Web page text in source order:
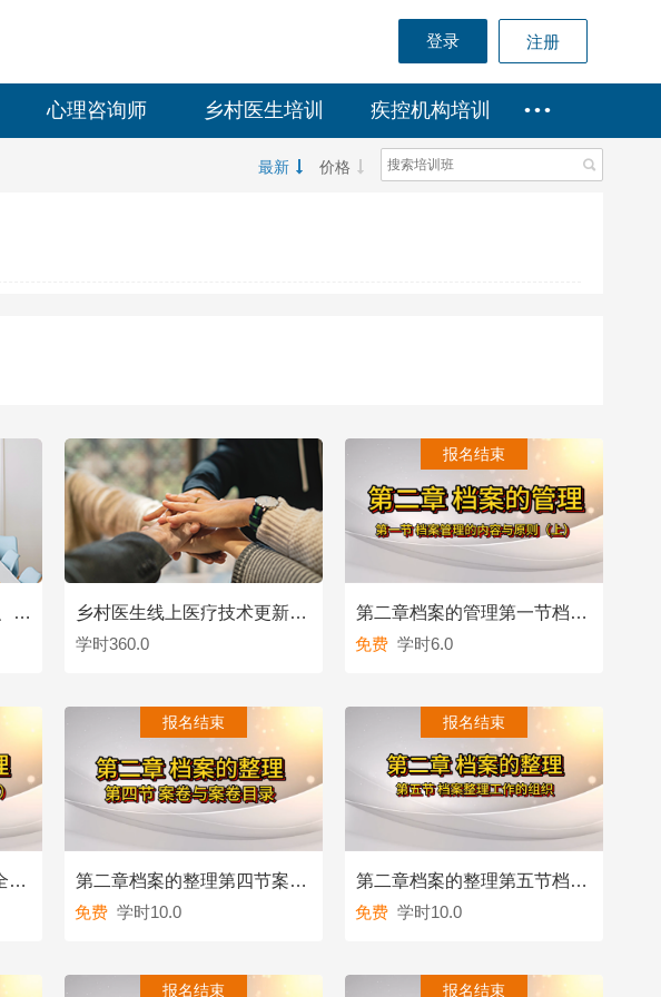
登录 注册
心理咨询师 乡村医生培训 疾控机构培训 • • •
最新 价格
2025年山东保险学会重疾、人伤培训
乡村医生线上医疗技术更新工程活动
学时360.0
报名结束
第二章档案的管理第一节档案管理的内容与原则（上）
免费 学时6.0
第二章档案的整理第三节全宗内档案的分类（下）
报名结束
第二章档案的整理第四节案卷与案卷目录
免费 学时10.0
报名结束
第二章档案的整理第五节档案整理工作的组织
免费 学时10.0
报名结束 报名结束